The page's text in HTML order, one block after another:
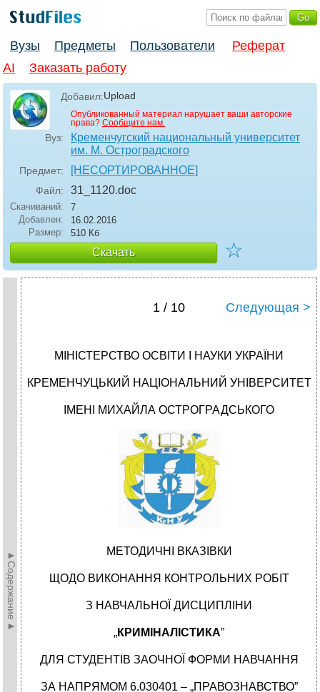
Вузы Предметы Пользователи
Реферат
AI
Заказать работу
Добавил:Upload
Опубликованный материал нарушает ваши авторские
права? Сообщите нам.
Вуз:
Кременчугский национальный университет
им. М. Остроградского
Предмет: [НЕСОРТИРОВАННОЕ]
Файл: 31_1120.doc
Скачиваний:
7
Добавлен:
16.02.2016
Размер:
510 Кб
Скачать ☆
►Содержание►
1 / 10 Следующая >
МІНІСТЕРСТВО ОСВІТИ І НАУКИ УКРАЇНИ
КРЕМЕНЧУЦЬКИЙ НАЦІОНАЛЬНИЙ УНІВЕРСИТЕТ
ІМЕНІ МИХАЙЛА ОСТРОГРАДСЬКОГО
МЕТОДИЧНІ ВКАЗІВКИ
ЩОДО ВИКОНАННЯ КОНТРОЛЬНИХ РОБІТ
З НАВЧАЛЬНОЇ ДИСЦИПЛІНИ
„КРИМІНАЛІСТИКА”
ДЛЯ СТУДЕНТІВ ЗАОЧНОЇ ФОРМИ НАВЧАННЯ
ЗА НАПРЯМОМ 6.030401 – „ПРАВОЗНАВСТВО”